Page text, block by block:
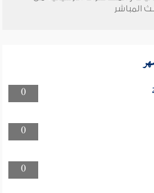
المباشر
0
0
0